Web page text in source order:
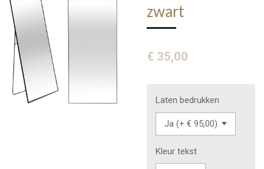
zwart
€ 35,00
Laten bedrukken
Kleur tekst